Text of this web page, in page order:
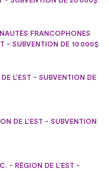
FRANCOPHONES
- SUBVENTION DE 10 000$
L’EST - SUBVENTION DE
DE L’EST - SUBVENTION
- RÉGION DE L’EST -